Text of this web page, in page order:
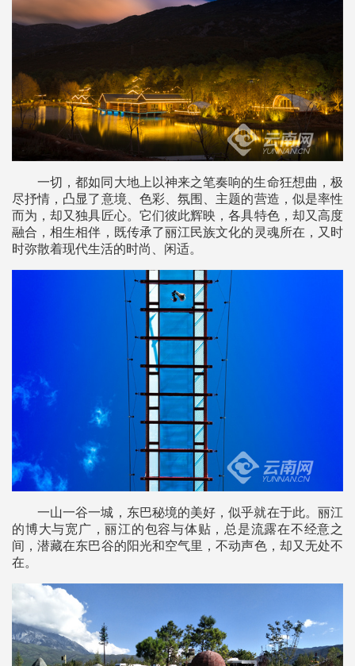
一切，都如同大地上以神来之笔奏响的生命狂想曲，极
尽抒情，凸显了意境、色彩、氛围、主题的营造，似是率性
而为，却又独具匠心。它们彼此辉映，各具特色，却又高度
融合，相生相伴，既传承了丽江民族文化的灵魂所在，又时
时弥散着现代生活的时尚、闲适。
一山一谷一城，东巴秘境的美好，似乎就在于此。丽江
的博大与宽广，丽江的包容与体贴，总是流露在不经意之
间，潜藏在东巴谷的阳光和空气里，不动声色，却又无处不
在。